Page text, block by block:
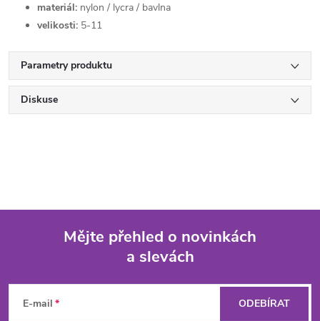
materiál: nylon / lycra / bavlna
velikosti: 5-11
Parametry produktu
Diskuse
Mějte přehled o novinkách
a slevách
E-mail ODEBÍRAT